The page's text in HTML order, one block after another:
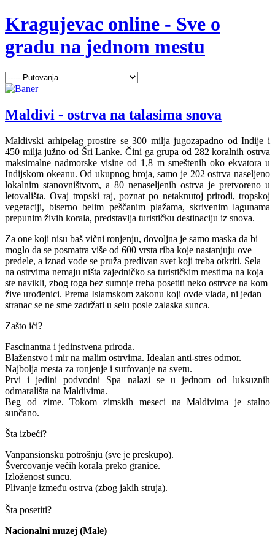
Kragujevac online - Sve o
gradu na jednom mestu
Maldivi - ostrva na talasima snova
Maldivski arhipelag prostire se 300 milja jugozapadno od Indije i
450 milja južno od Šri Lanke. Čini ga grupa od 282 koralnih ostrva
maksimalne nadmorske visine od 1,8 m smeštenih oko ekvatora u
Indijskom okeanu. Od ukupnog broja, samo je 202 ostrva naseljeno
lokalnim stanovništvom, a 80 nenaseljenih ostrva je pretvoreno u
letovališta. Ovaj tropski raj, poznat po netaknutoj prirodi, tropskoj
vegetaciji, biserno belim peščanim plažama, skrivenim lagunama
prepunim živih korala, predstavlja turističku destinaciju iz snova.
Za one koji nisu baš vični ronjenju, dovoljna je samo maska da bi
moglo da se posmatra više od 600 vrsta riba koje nastanjuju ove
predele, a iznad vode se pruža predivan svet koji treba otkriti. Sela
na ostrvima nemaju ništa zajedničko sa turističkim mestima na koja
ste navikli, zbog toga bez sumnje treba posetiti neko ostrvce na kom
žive urođenici. Prema Islamskom zakonu koji ovde vlada, ni jedan
stranac se ne sme zadržati u selu posle zalaska sunca.
Zašto ići?
Fascinantna i jedinstvena priroda.
Blaženstvo i mir na malim ostrvima. Idealan anti-stres odmor.
Najbolja mesta za ronjenje i surfovanje na svetu.
Prvi i jedini podvodni Spa nalazi se u jednom od luksuznih
odmarališta na Maldivima.
Beg od zime. Tokom zimskih meseci na Maldivima je stalno
sunčano.
Šta izbeći?
Vanpansionsku potrošnju (sve je preskupo).
Švercovanje većih korala preko granice.
Izloženost suncu.
Plivanje između ostrva (zbog jakih struja).
Šta posetiti?
Nacionalni muzej (Male)